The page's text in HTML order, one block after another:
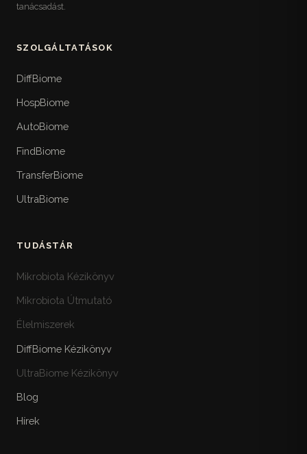
tanácsadást.
SZOLGÁLTATÁSOK
DiffBiome
HospBiome
AutoBiome
FindBiome
TransferBiome
UltraBiome
TUDÁSTÁR
Mikrobiota Kézikönyv
Mikrobiota Útmutató
Élelmiszerek
DiffBiome Kézikönyv
UltraBiome Kézikönyv
Blog
Hírek